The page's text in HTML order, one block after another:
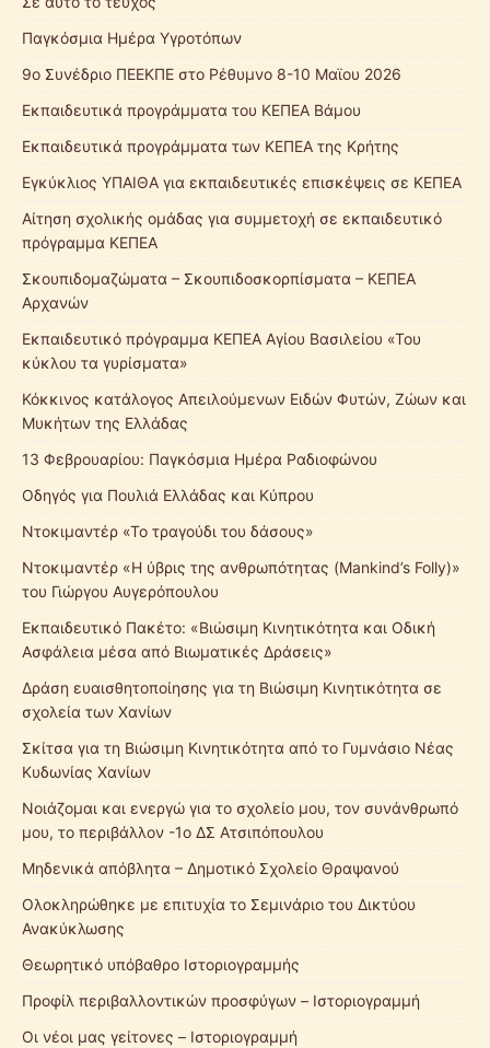
Παγκόσμια Ημέρα Υγροτόπων
9ο Συνέδριο ΠΕΕΚΠΕ στο Ρέθυμνο 8-10 Μαϊου 2026
Εκπαιδευτικά προγράμματα του ΚΕΠΕΑ Βάμου
Εκπαιδευτικά προγράμματα των ΚΕΠΕΑ της Κρήτης
Εγκύκλιος ΥΠΑΙΘΑ για εκπαιδευτικές επισκέψεις σε ΚΕΠΕΑ
Αίτηση σχολικής ομάδας για συμμετοχή σε εκπαιδευτικό
πρόγραμμα ΚΕΠΕΑ
Σκουπιδομαζώματα – Σκουπιδοσκορπίσματα – ΚΕΠΕΑ
Αρχανών
Εκπαιδευτικό πρόγραμμα ΚΕΠΕΑ Αγίου Βασιλείου «Του
κύκλου τα γυρίσματα»
Κόκκινος κατάλογος Απειλούμενων Ειδών Φυτών, Ζώων και
Μυκήτων της Ελλάδας
13 Φεβρουαρίου: Παγκόσμια Ημέρα Ραδιοφώνου
Οδηγός για Πουλιά Ελλάδας και Κύπρου
Ντοκιμαντέρ «Το τραγούδι του δάσους»
Ντοκιμαντέρ «Η ύβρις της ανθρωπότητας (Mankind’s Folly)»
του Γιώργου Αυγερόπουλου
Εκπαιδευτικό Πακέτο: «Βιώσιμη Κινητικότητα και Οδική
Ασφάλεια μέσα από Βιωματικές Δράσεις»
Δράση ευαισθητοποίησης για τη Βιώσιμη Κινητικότητα σε
σχολεία των Χανίων
Σκίτσα για τη Βιώσιμη Κινητικότητα από το Γυμνάσιο Νέας
Κυδωνίας Χανίων
Νοιάζομαι και ενεργώ για το σχολείο μου, τον συνάνθρωπό
μου, το περιβάλλον -1ο ΔΣ Ατσιπόπουλου
Μηδενικά απόβλητα – Δημοτικό Σχολείο Θραψανού
Ολοκληρώθηκε με επιτυχία το Σεμινάριο του Δικτύου
Ανακύκλωσης
Θεωρητικό υπόβαθρο Ιστοριογραμμής
Προφίλ περιβαλλοντικών προσφύγων – Ιστοριογραμμή
Οι νέοι μας γείτονες – Ιστοριογραμμή